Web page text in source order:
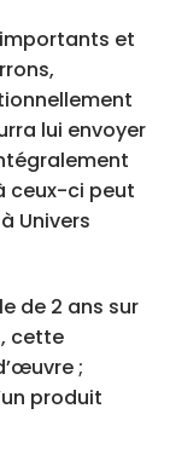
et
lui envoyer
ceux-ci peut
Univers
de 2 ans sur
cette
;
produit